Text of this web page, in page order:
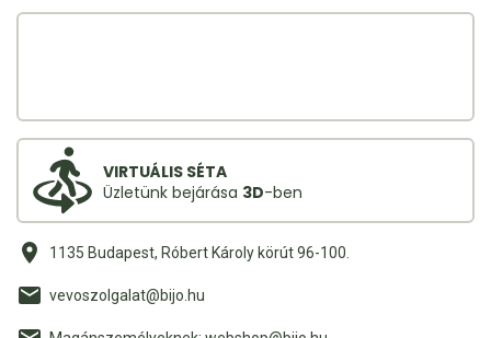
VIRTUÁLIS SÉTA
Üzletünk bejárása 3D-ben
1135 Budapest, Róbert Károly körút 96-100.
vevoszolgalat@bijo.hu